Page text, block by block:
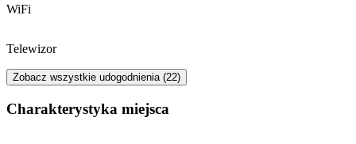
WiFi
Telewizor
Zobacz wszystkie udogodnienia (22)
Charakterystyka miejsca